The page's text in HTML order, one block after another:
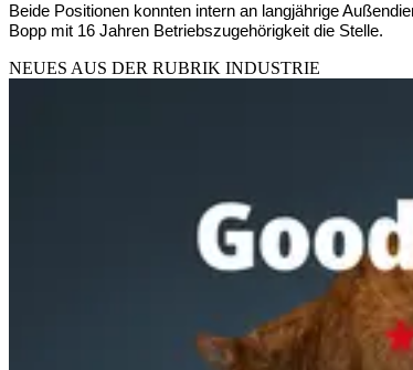
Beide Positionen konnten intern an langjährige
Bopp mit 16 Jahren Betriebszugehörigkeit die Stelle.
NEUES AUS DER RUBRIK INDUSTRIE